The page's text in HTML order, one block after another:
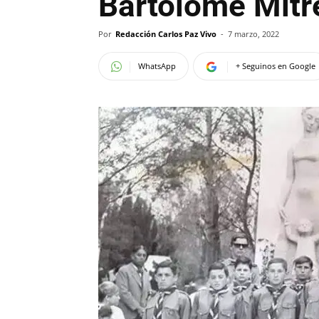
Por Redacción Carlos Paz Vivo - 7 marzo, 2022
WhatsApp + Seguinos en Google